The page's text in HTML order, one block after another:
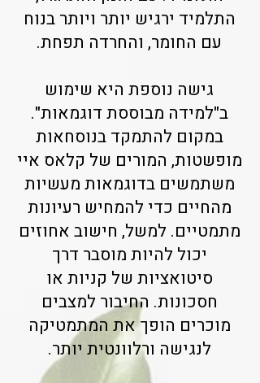
התלמיד ירגיש יותר ויותר בנוח
עם החומר, והחרדה תפחת.
גישה נוספת היא שימוש
ב"למידה מבוססת דוגמאות".
במקום להתמקד בנוסחאות
מופשטות, המורים של קלאס איי
משתמשים בדוגמאות מעשיות
מהחיים כדי להמחיש רעיונות
מתמטיים. למשל, חישוב אחוזים
יכול להיות מוסבר דרך
סיטואציות של קניות או
חסכונות. החיבור למצבים
מוכרים הופך את המתמטיקה
לנגישה ורלוונטית יותר.